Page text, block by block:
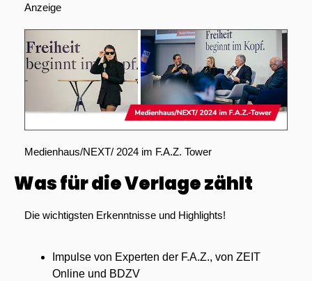
Anzeige
Medienhaus/NEXT/ 2024 im F.A.Z. Tower
Was für die Verlage zählt
Die wichtigsten Erkenntnisse und Highlights!
Impulse von Experten der F.A.Z., von ZEIT
Online und BDZV